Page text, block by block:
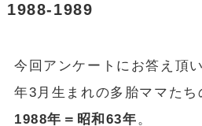
1988-1989
今回アンケートにお答え頂
年3月生まれの多胎ママた
1988年＝昭和63年。